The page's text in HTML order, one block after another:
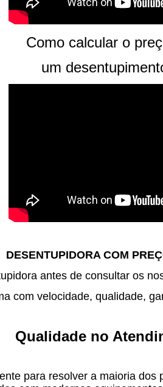
Como calcular o
um
DESENTUPIDORA COM
antes de consultar os
com velocidade, qualidade,
Qualidade no
para resolver a maioria dos